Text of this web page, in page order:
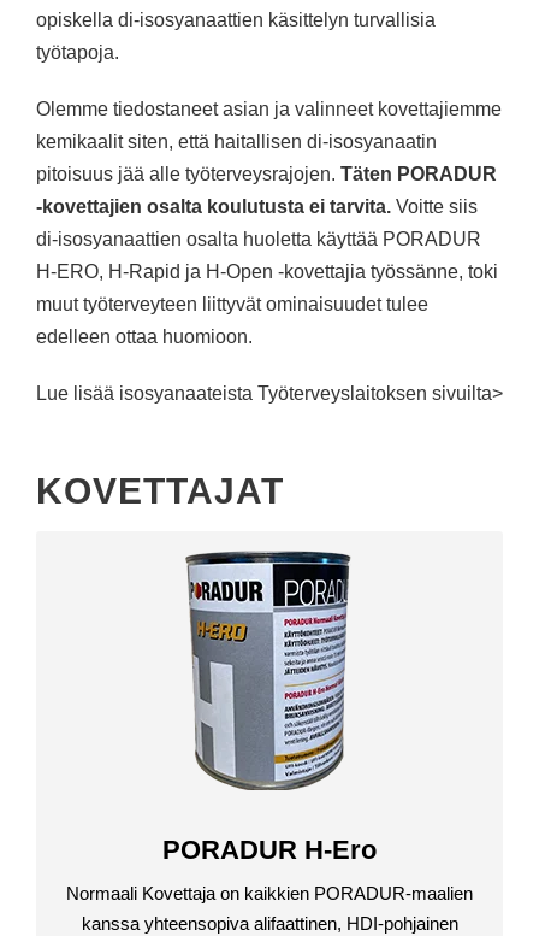
opiskella di-isosyanaattien käsittelyn turvallisia
työtapoja.
Olemme tiedostaneet asian ja valinneet kovettajiemme
kemikaalit siten, että haitallisen di-isosyanaatin
pitoisuus jää alle työterveysrajojen. Täten PORADUR
-kovettajien osalta koulutusta ei tarvita. Voitte siis
di-isosyanaattien osalta huoletta käyttää PORADUR
H-ERO, H-Rapid ja H-Open -kovettajia työssänne, toki
muut työterveyteen liittyvät ominaisuudet tulee
edelleen ottaa huomioon.
Lue lisää isosyanaateista Työterveyslaitoksen sivuilta>
KOVETTAJAT
PORADUR H-Ero
Normaali Kovettaja on kaikkien PORADUR-maalien
kanssa yhteensopiva alifaattinen, HDI-pohjainen